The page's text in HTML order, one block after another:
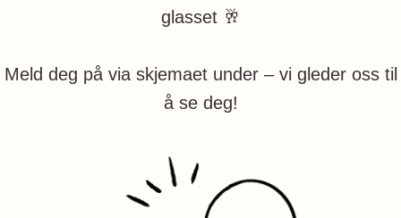
glasset 🥂
Meld deg på via skjemaet under – vi gleder oss til
å se deg!